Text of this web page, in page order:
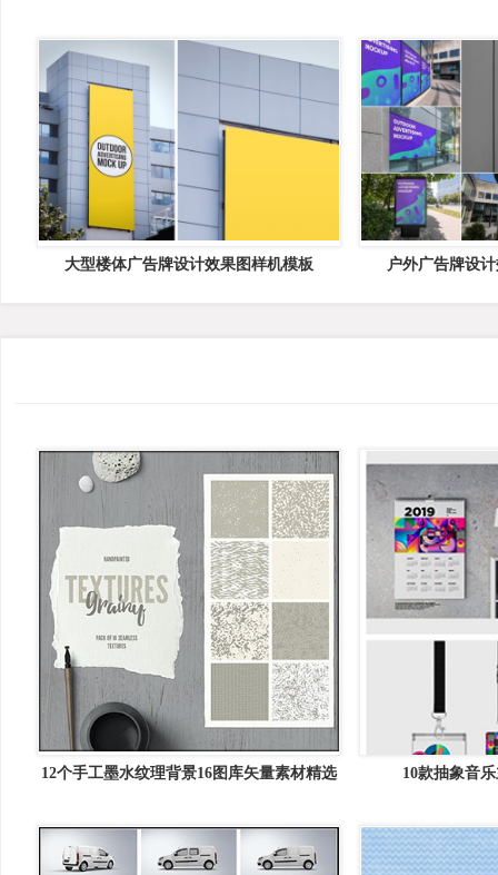
大型楼体广告牌设计效果图样机模板 户外广告牌设
12个手工墨水纹理背景16图库矢量素材精选 10款抽象音